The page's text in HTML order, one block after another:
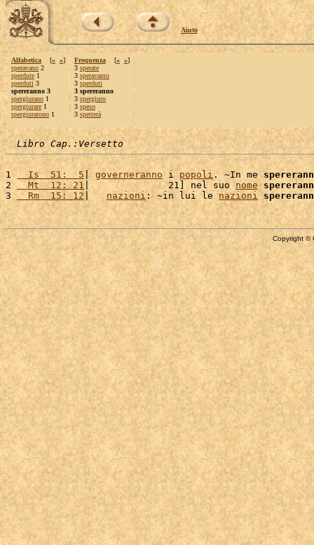
Aiuto
Alfabetica [« »]
speravano 2
sperdute 1
sperduti 3
spereranno 3
spergiurano 1
spergiurare 1
spergiurarono 1
Frequenza [« »]
3 sperate
3 speravamo
3 sperduti
3 spereranno
3 spergiuro
3 speso
3 spetterà
Libro Cap.:Versetto
1
  Is  51:  5
| governeranno i popoli . ~In me
2
  Mt  12: 21
|              21] nel suo nome
3
  Rm  15: 12
| nazioni : ~in lui le nazioni
Copyright ©